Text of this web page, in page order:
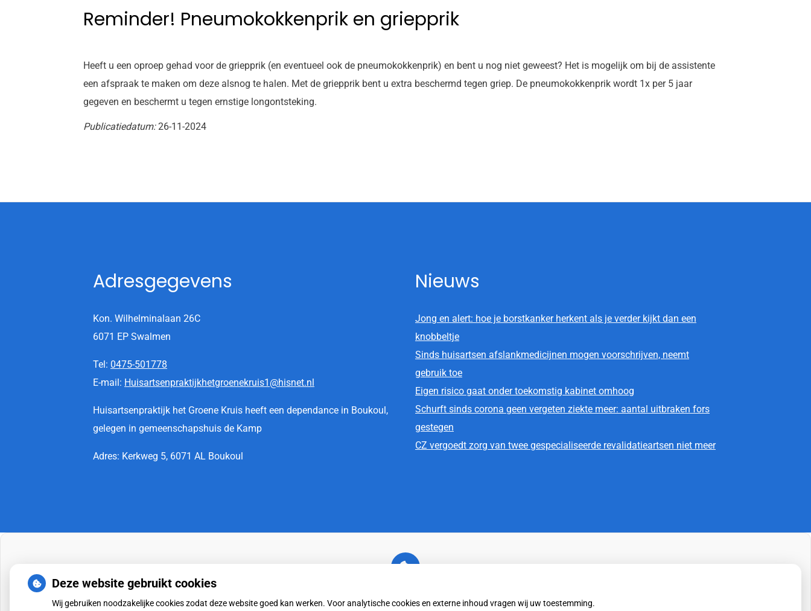
Reminder! Pneumokokkenprik en griepprik
Heeft u een oproep gehad voor de griepprik (en eventueel ook de pneumokokkenprik) en bent u nog niet geweest? Het is mogelijk om bij de assistente
een afspraak te maken om deze alsnog te halen. Met de griepprik bent u extra beschermd tegen griep. De pneumokokkenprik wordt 1x per 5 jaar
gegeven en beschermt u tegen ernstige longontsteking.
Publicatiedatum:26-11-2024
Adresgegevens
Kon. Wilhelminalaan 26C
6071 EP Swalmen
Tel: 0475-501778
E-mail: Huisartsenpraktijkhetgroenekruis1@hisnet.nl
Huisartsenpraktijk het Groene Kruis heeft een dependance in Boukoul,
gelegen in gemeenschapshuis de Kamp
Adres: Kerkweg 5, 6071 AL Boukoul
Nieuws
Jong en alert: hoe je borstkanker herkent als je verder kijkt dan een
knobbeltje
Sinds huisartsen afslankmedicijnen mogen voorschrijven, neemt
gebruik toe
Eigen risico gaat onder toekomstig kabinet omhoog
Schurft sinds corona geen vergeten ziekte meer: aantal uitbraken fors
gestegen
CZ vergoedt zorg van twee gespecialiseerde revalidatieartsen niet meer
externe inhoud
die nodig is om dit te zien.
Deze website gebruikt cookies
Wij gebruiken noodzakelijke cookies zodat deze website goed kan werken. Voor analytische cookies en externe inhoud vragen wij uw toestemming.